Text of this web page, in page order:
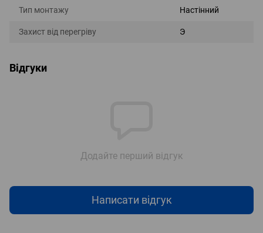
Тип монтажу Настінний
Захист від перегріву Э
Відгуки
Додайте перший відгук
Написати відгук